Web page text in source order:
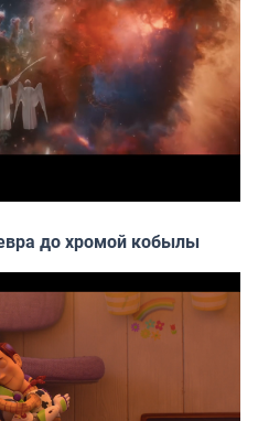
до хромой кобылы